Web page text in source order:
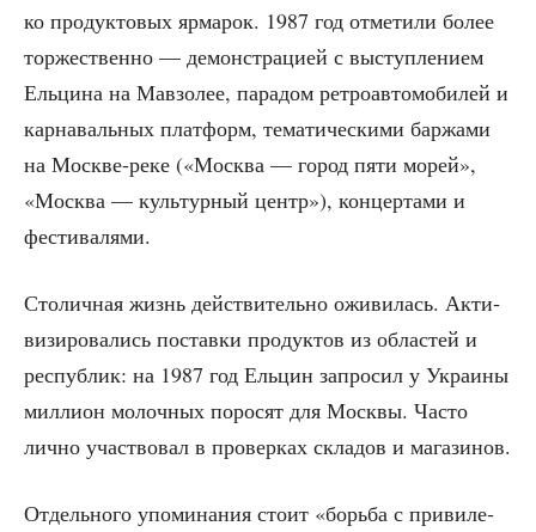
ко про­дук­то­вых ярма­рок. 1987 год отме­ти­ли более
тор­же­ствен­но — демон­стра­ци­ей с выступ­ле­ни­ем
Ель­ци­на на Мав­зо­лее, пара­дом ретро­ав­то­мо­би­лей и
кар­на­валь­ных плат­форм, тема­ти­че­ски­ми бар­жа­ми
на Москве-реке («Москва — город пяти морей»,
«Москва — куль­тур­ный центр»), кон­цер­та­ми и
фестивалями.
Сто­лич­ная жизнь дей­стви­тель­но ожи­ви­лась. Акти­
ви­зи­ро­ва­лись постав­ки про­дук­тов из обла­стей и
рес­пуб­лик: на 1987 год Ель­цин запро­сил у Укра­и­ны
мил­ли­он молоч­ных поро­сят для Моск­вы. Часто
лич­но участ­во­вал в про­вер­ках скла­дов и магазинов.
Отдель­но­го упо­ми­на­ния сто­ит «борь­ба с при­ви­ле­